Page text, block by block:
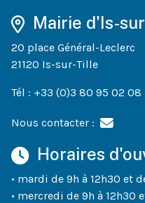
Mairie d'Is-
20 place Général-Leclerc
21120 Is-sur-Tille
Tél : +33 (0)3 80 95 02 08
Nous contacter :
Horaires
• mardi de 9h à 12h30 et
• mercredi de 9h à 12h30